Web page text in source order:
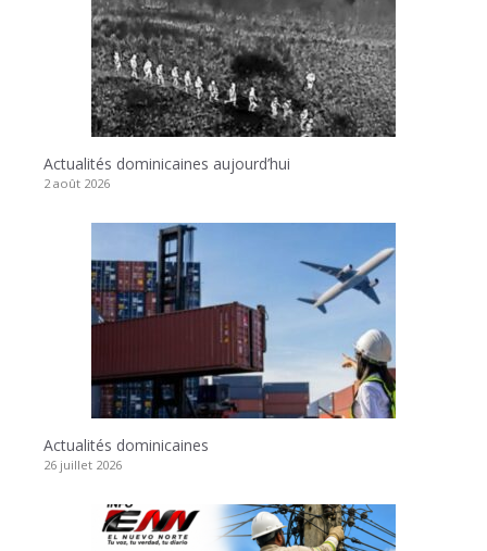
Actualités dominicaines aujourd’hui
2 août 2026
Actualités dominicaines
26 juillet 2026